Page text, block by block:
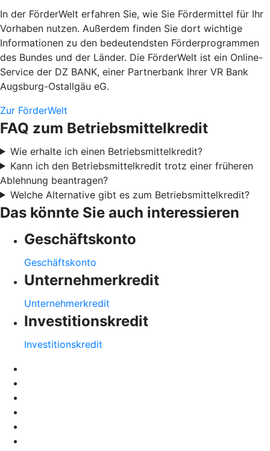
In der FörderWelt erfahren Sie, wie Sie Fördermittel für Ihr
Vorhaben nutzen. Außerdem finden Sie dort wichtige
Informationen zu den bedeutendsten Förderprogrammen
des Bundes und der Länder. Die FörderWelt ist ein Online-
Service der DZ BANK, einer Partnerbank Ihrer VR Bank
Augsburg-Ostallgäu eG.
Zur FörderWelt
FAQ zum Betriebsmittelkredit
Wie erhalte ich einen Betriebsmittelkredit?
Kann ich den Betriebsmittelkredit trotz einer früheren
Ablehnung beantragen?
Welche Alternative gibt es zum Betriebsmittelkredit?
Das könnte Sie auch interessieren
Geschäftskonto
Geschäftskonto
Unternehmerkredit
Unternehmerkredit
Investitionskredit
Investitionskredit